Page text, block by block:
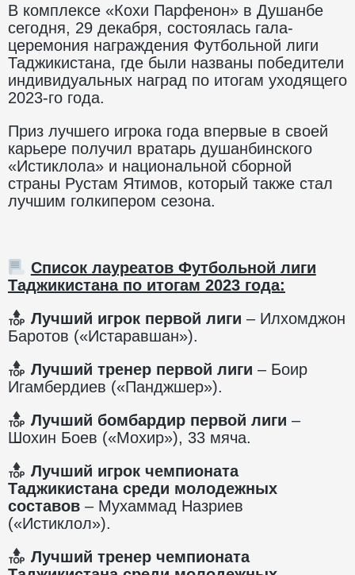
В комплексе «Кохи Парфенон» в Душанбе
сегодня, 29 декабря, состоялась гала-
церемония награждения Футбольной лиги
Таджикистана, где были названы победители
индивидуальных наград по итогам уходящего
2023-го года.
Приз лучшего игрока года впервые в своей
карьере получил вратарь душанбинского
«Истиклола» и национальной сборной
страны Рустам Ятимов, который также стал
лучшим голкипером сезона.
Список лауреатов Футбольной лиги
Таджикистана по итогам 2023 года:
Лучший игрок первой лиги – Илхомджон
Баротов («Истаравшан»).
Лучший тренер первой лиги – Боир
Игамбердиев («Панджшер»).
Лучший бомбардир первой лиги –
Шохин Боев («Мохир»), 33 мяча.
Лучший игрок чемпионата
Таджикистана среди молодежных
составов – Мухаммад Назриев
(«Истиклол»).
Лучший тренер чемпионата